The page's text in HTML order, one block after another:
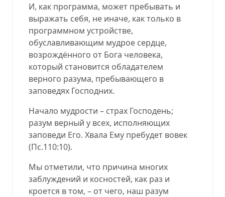
И, как программа, может пребывать и
выражать себя, не иначе, как только в
программном устройстве,
обуславливающим мудрое сердце,
возрождённого от Бога человека,
который становится обладателем
верного разума, пребывающего в
заповедях Господних.
Начало мудрости – страх Господень;
разум верный у всех, исполняющих
заповеди Его. Хвала Ему пребудет вовек
(Пс.110:10).
Мы отметили, что причина многих
заблуждений и косностей, как раз и
кроется в том, – от чего, наш разум